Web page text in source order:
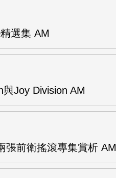
選集 AM
Joy Division AM
張前衛搖滾專集賞析 AM